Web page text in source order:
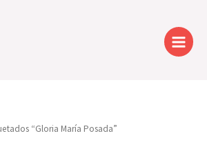
“Gloria María Posada”